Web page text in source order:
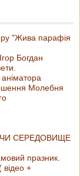
"Жива парафія
Богдан
Молебня
СЕРЕДОВИЩЕ
празник.
відео +